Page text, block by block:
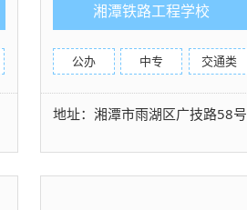
湘潭铁路工程学校
公办 中专 交通类
地址：湘潭市雨湖区广技路58号